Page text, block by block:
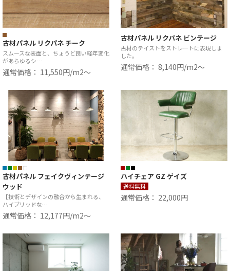
古材パネル リクパネ チーク
スムースな表面と、ちょうど良い経年変化
があらゆるシ…
通常価格： 11,550円/m2〜
古材パネル リクパネ ビンテージ
古材のテイストをストレートに表現しま
した。
通常価格： 8,140円/m2〜
古材パネル フェイクヴィンテージ
ウッド
【技術とデザインの融合から生まれる、
ハイブリッドな…
通常価格： 12,177円/m2〜
ハイチェア GZ ゲイズ
送料無料
通常価格： 22,000円